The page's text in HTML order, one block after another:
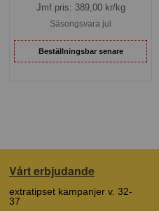
Jmf.pris: 389,00kr/kg
Säsongsvara jul
Beställningsbar senare
Vårt erbjudande
extratipset kampanjer v. 32-
37